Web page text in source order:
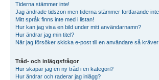
Tiderna stämmer inte!
Jag ändrade tidszon men tiderna stämmer fortfarande
Mitt språk finns inte med i listan!
Hur kan jag visa en bild under mitt användarnamn?
Hur ändrar jag min titel?
När jag försöker skicka e-post till en användare så
Tråd- och inläggsfrågor
Hur skapar jag en ny tråd i en kategori?
Hur ändrar och raderar jag inlägg?